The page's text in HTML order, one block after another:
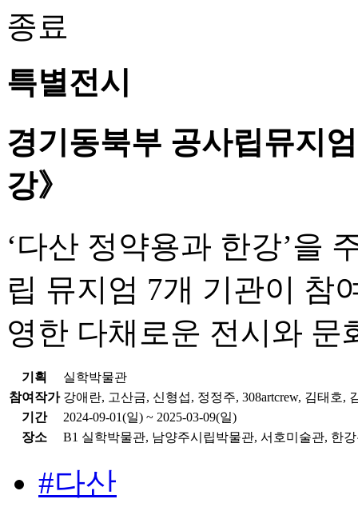
종료
특별전시
경기동북부 공사립뮤지
강》
‘다산 정약용과 한강’을
립 뮤지엄 7개 기관이 참
영한 다채로운 전시와 문
기획
실학박물관
참여작가 강애란, 고산금, 신형섭, 정정주, 308artcrew, 김태호,
기간
2024-09-01(일) ~ 2025-03-09(일)
장소
B1 실학박물관, 남양주시립박물관, 서호미술관, 한
#다산